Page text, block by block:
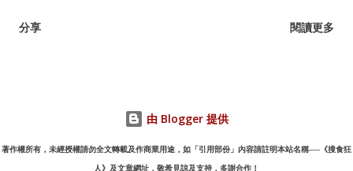
家鄉炸卷。但無論一年四季皆經常爆場，甚至吸引許多名人紅星
分享 閱讀更多
由 Blogger 提供
著作權所有，未經授權請勿全文轉載及作商業用途，如「引用部份」內容請註明本站名稱──《搜食狂
人》及文章網址，敬希見諒及支持，多謝合作！